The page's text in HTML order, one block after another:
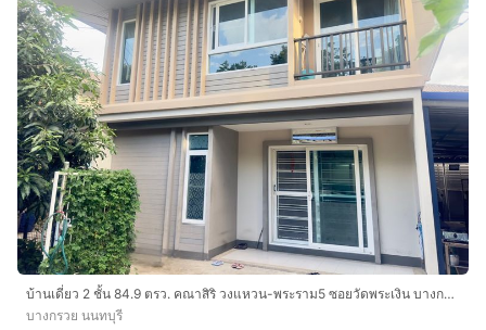
บ้านเดี่ยว 2 ชั้น 84.9 ตรว. คณาสิริ วงแหวน-พระราม5 ซอยวัดพระเงิน บางกรวย นนทบุรี
บางกรวย นนทบุรี